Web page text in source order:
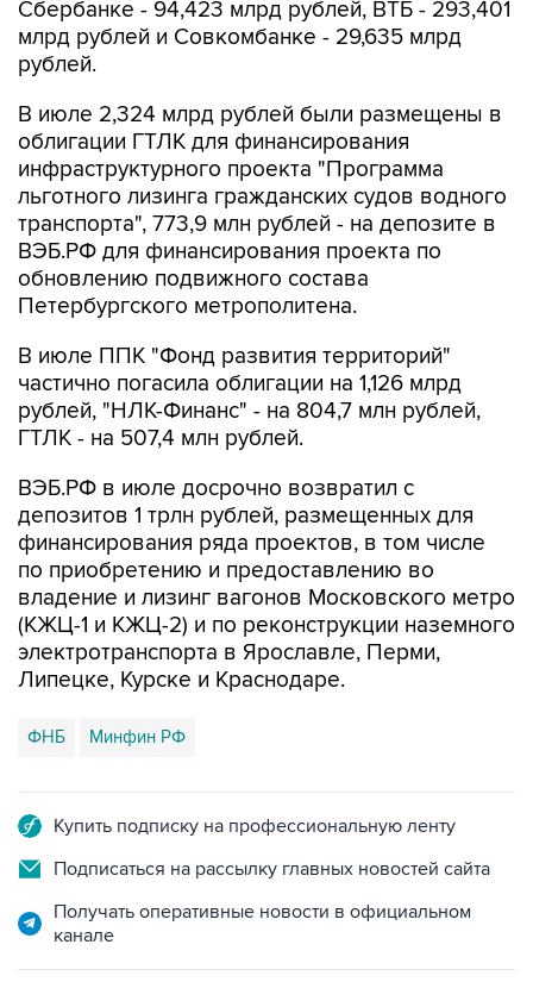
Сбербанке - 94,423 млрд рублей, ВТБ - 293,401
млрд рублей и Совкомбанке - 29,635 млрд
рублей.
В июле 2,324 млрд рублей были размещены в
облигации ГТЛК для финансирования
инфраструктурного проекта "Программа
льготного лизинга гражданских судов водного
транспорта", 773,9 млн рублей - на депозите в
ВЭБ.РФ для финансирования проекта по
обновлению подвижного состава
Петербургского метрополитена.
В июле ППК "Фонд развития территорий"
частично погасила облигации на 1,126 млрд
рублей, "НЛК-Финанс" - на 804,7 млн рублей,
ГТЛК - на 507,4 млн рублей.
ВЭБ.РФ в июле досрочно возвратил с
депозитов 1 трлн рублей, размещенных для
финансирования ряда проектов, в том числе
по приобретению и предоставлению во
владение и лизинг вагонов Московского метро
(КЖЦ-1 и КЖЦ-2) и по реконструкции наземного
электротранспорта в Ярославле, Перми,
Липецке, Курске и Краснодаре.
ФНБ Минфин РФ
Купить подписку на профессиональную ленту
Подписаться на рассылку главных новостей сайта
Получать оперативные новости в официальном
канале